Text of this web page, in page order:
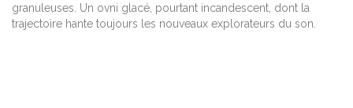
granuleuses. Un ovni glacé, pourtant incandescent, dont la
trajectoire hante toujours les nouveaux explorateurs du son.